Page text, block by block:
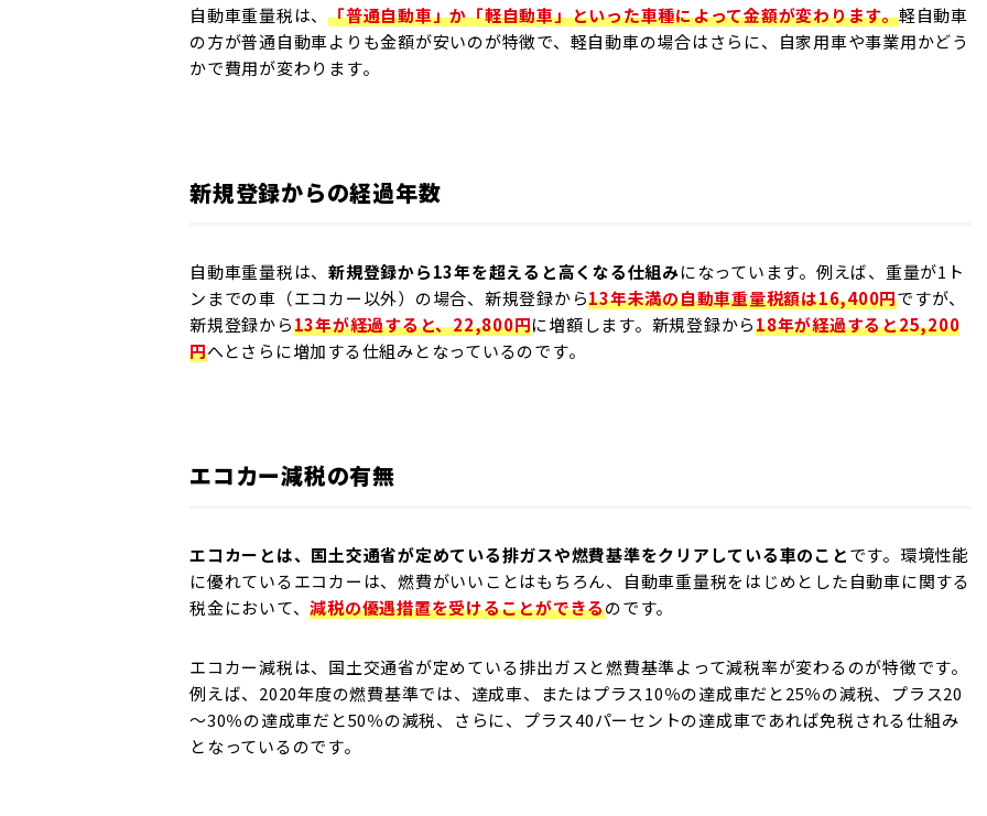
自動車重量税は、 「普通自動車」か「軽自動車」といった車種によって金額が変わります。軽自動車
の方が普通自動車よりも金額が安いのが特徴で、軽自動車の場合はさらに、自家用車や事業用かどう
かで費用が変わります。
新規登録からの経過年数
自動車重量税は、 新規登録から13年を超えると高くなる仕組みになっています。例えば、重量が1ト
ンまでの車（エコカー以外）の場合、新規登録から13年未満の自動車重量税額は16,400円ですが、
新規登録から13年が経過すると、22,800円に増額します。新規登録から18年が経過すると25,200
円へとさらに増加する仕組みとなっているのです。
エコカー減税の有無
エコカーとは、国土交通省が定めている排ガスや燃費基準をクリアしている車のことです。環境性能
に優れているエコカーは、燃費がいいことはもちろん、自動車重量税をはじめとした自動車に関する
税金において、減税の優遇措置を受けることができるのです。
エコカー減税は、国土交通省が定めている排出ガスと燃費基準よって減税率が変わるのが特徴です。
例えば、2020年度の燃費基準では、達成車、またはプラス10％の達成車だと25％の減税、プラス20
～30％の達成車だと50％の減税、さらに、プラス40パーセントの達成車であれば免税される仕組み
となっているのです。